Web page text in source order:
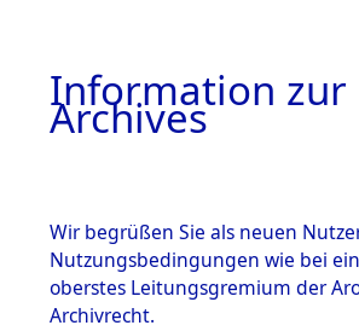
Information zur
Archives
Wir begrüßen Sie als neuen
Nutzungsbedingungen wie bei
oberstes Leitungsgremium der
Archivrecht.